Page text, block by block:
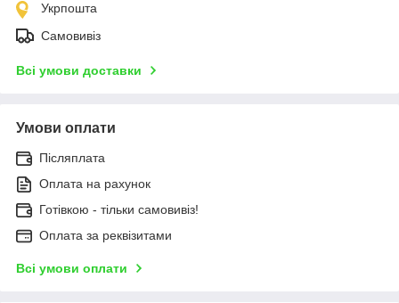
Укрпошта
Самовивіз
Всі умови доставки
Умови оплати
Післяплата
Оплата на рахунок
Готівкою - тільки самовивіз!
Оплата за реквізитами
Всі умови оплати